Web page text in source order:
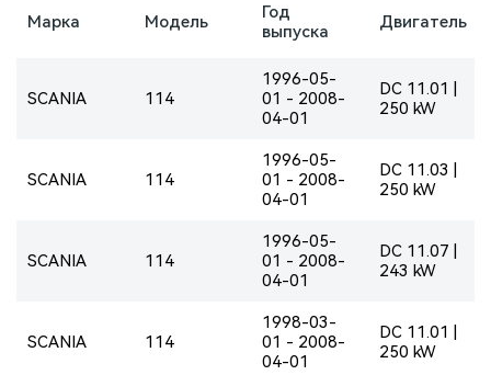
Марка Модель
Год
выпуска
Двигатель
SCANIA 114
1996-05-
01 - 2008-
04-01
DC 11.01 |
250 kW
SCANIA 114
1996-05-
01 - 2008-
04-01
DC 11.03 |
250 kW
SCANIA 114
1996-05-
01 - 2008-
04-01
DC 11.07 |
243 kW
SCANIA 114
1998-03-
01 - 2008-
04-01
DC 11.01 |
250 kW